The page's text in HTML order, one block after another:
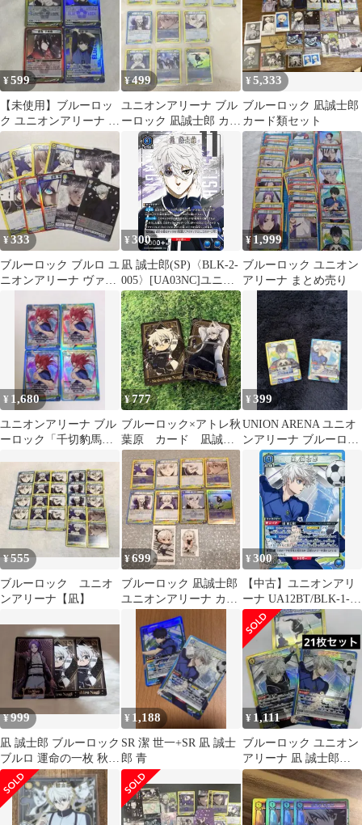
ARENA ユニアリ
¥599
【未使用】ブルーロッ
ク ユニオンアリーナ カ
ード R SR 凪 蜂楽【匿
名配送】
¥499
ユニオンアリーナ ブル
ーロック 凪誠士郎 カー
ドセット
¥5,333
ブルーロック 凪誠士郎
カード類セット
¥333
ブルーロック ブルロ ユ
ニオンアリーナ ヴァイ
凪 玲王
¥300
凪 誠士郎(SP)〈BLK-2-
005〉[UA03NC]ユニオ
ンアリーナ
¥1,999
ブルーロック ユニオン
アリーナ まとめ売り
¥ 1,680
ユニオンアリーナ ブル
ーロック「千切豹馬」
枚セット 青
¥777
ブルーロック×アトレ秋
葉原 カード 凪誠士
郎 ２枚セット
¥399
UNION ARENA ユニオ
ンアリーナ ブルーロッ
ク 潔世一 凪誠士郎 SR
¥555
ブルーロック ユニオ
ンアリーナ【凪】
¥699
ブルーロック 凪誠士郎
ユニオンアリーナ カー
ド類 まとめ売り
¥300
【中古】ユニオンアリ
ーナ UA12BT/BLK-1-
039[SR]：(キラ)凪 誠士
郎
¥999
凪 誠士郎 ブルーロック
ブルロ 運命の一枚 秋葉
原 アトレ キャラカード
¥ 1,188
SR 潔 世一+SR 凪 誠士
郎 青
¥ 1,111
ブルーロック ユニオン
アリーナ 凪 誠士郎
【B】21枚セット